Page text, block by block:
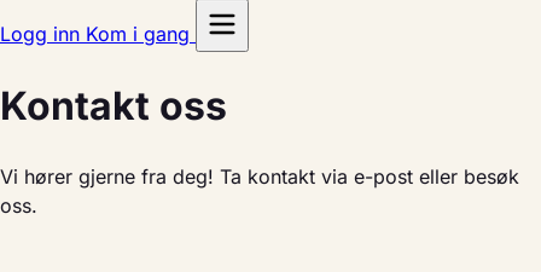
Logg inn Kom i gang
Kontakt oss
Vi hører gjerne fra deg! Ta kontakt via e-post eller besøk
oss.